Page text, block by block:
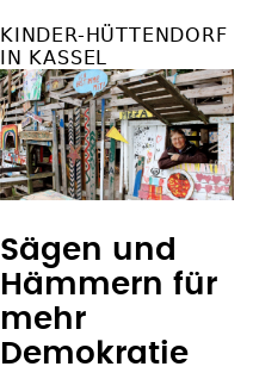
KINDER-HÜTTENDORF
IN KASSEL
Sägen und
Hämmern für
mehr
Demokratie